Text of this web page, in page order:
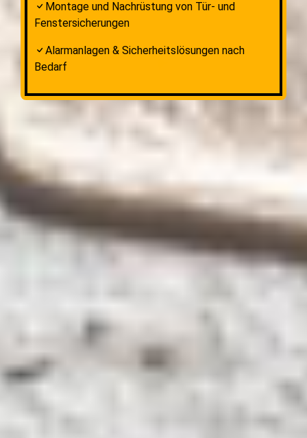
Montage und Nachrüstung von Tür- und
Fenstersicherungen
Alarmanlagen & Sicherheitslösungen nach
Bedarf